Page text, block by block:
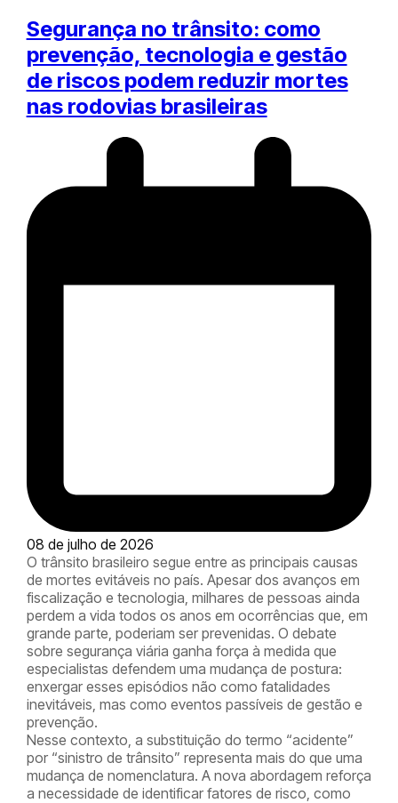
Segurança no trânsito: como
prevenção, tecnologia e gestão
de riscos podem reduzir mortes
nas rodovias brasileiras
08 de julho de 2026
O trânsito brasileiro segue entre as principais causas
de mortes evitáveis no país. Apesar dos avanços em
fiscalização e tecnologia, milhares de pessoas ainda
perdem a vida todos os anos em ocorrências que, em
grande parte, poderiam ser prevenidas. O debate
sobre segurança viária ganha força à medida que
especialistas defendem uma mudança de postura:
enxergar esses episódios não como fatalidades
inevitáveis, mas como eventos passíveis de gestão e
prevenção.
Nesse contexto, a substituição do termo “acidente”
por “sinistro de trânsito” representa mais do que uma
mudança de nomenclatura. A nova abordagem reforça
a necessidade de identificar fatores de risco, como